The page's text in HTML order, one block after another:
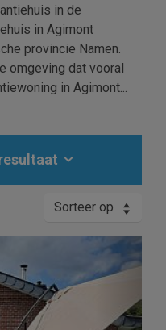
in de
in Agimont
provincie Namen.
omgeving dat vooral
in Agimont...
Sorteer op
Next